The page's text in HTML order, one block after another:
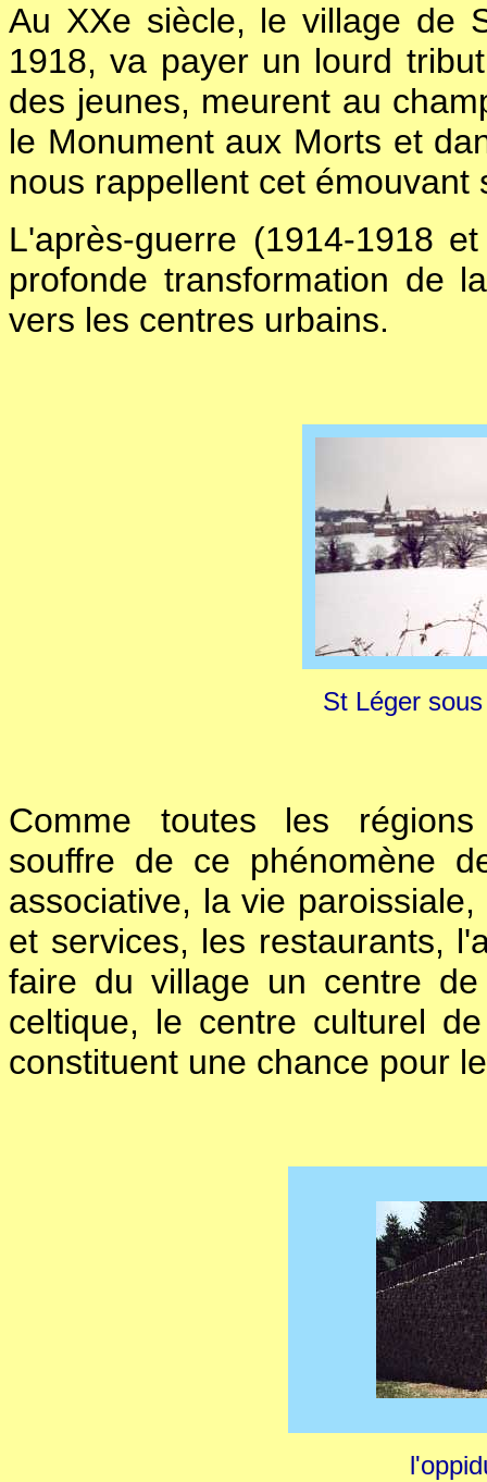
Au XXe siècle, le village de
1918, va payer un lourd
des jeunes, meurent au
le Monument aux Morts et
nous rappellent cet émouvant
L'après-guerre (1914-1918
profonde transformation de
vers les centres urbains.
St Léger
Comme toutes les régions
souffre de ce phénomène
associative, la vie
et services, les restaurants,
faire du village un centre
celtique, le centre culturel
constituent une chance pour